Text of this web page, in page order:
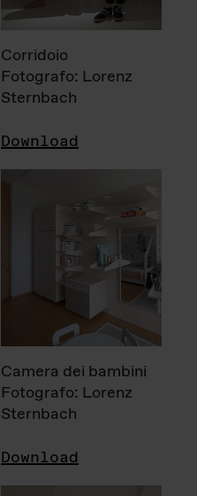
Corridoio
Fotografo: Lorenz
Sternbach
Download
Camera dei bambini
Fotografo: Lorenz
Sternbach
Download